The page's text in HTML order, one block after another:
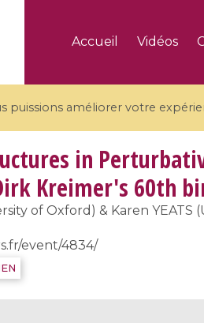
Accueil Vidéos
puissions améliorer votre
and affine
/ Branches de
in
Kreimer's 60th
of Oxford) & Karen YEATS
event/4834/